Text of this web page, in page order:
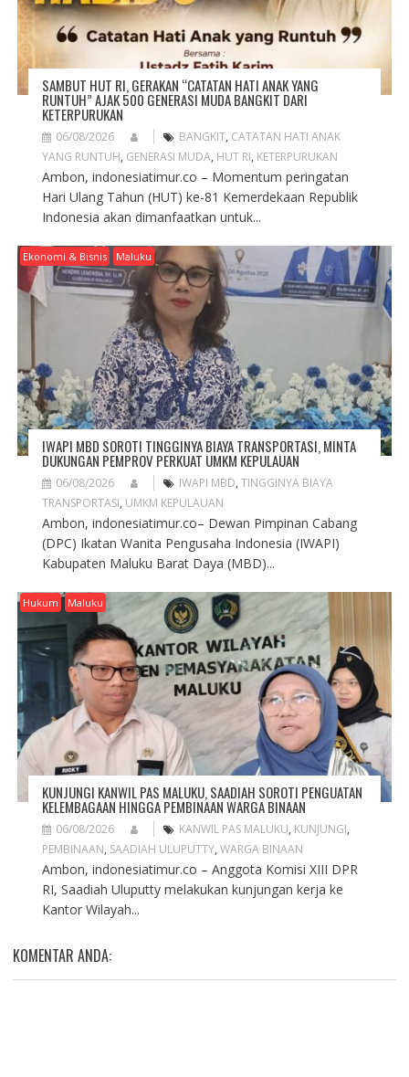
SAMBUT HUT RI, GERAKAN “CATATAN HATI ANAK YANG
RUNTUH” AJAK 500 GENERASI MUDA BANGKIT DARI
KETERPURUKAN
06/08/2026 BANGKIT, CATATAN HATI ANAK
YANG RUNTUH, GENERASI MUDA, HUT RI, KETERPURUKAN
Ambon, indonesiatimur.co – Momentum peringatan
Hari Ulang Tahun (HUT) ke-81 Kemerdekaan Republik
Indonesia akan dimanfaatkan untuk...
Ekonomi & Bisnis Maluku
IWAPI MBD SOROTI TINGGINYA BIAYA TRANSPORTASI, MINTA
DUKUNGAN PEMPROV PERKUAT UMKM KEPULAUAN
06/08/2026 IWAPI MBD, TINGGINYA BIAYA
TRANSPORTASI, UMKM KEPULAUAN
Ambon, indonesiatimur.co– Dewan Pimpinan Cabang
(DPC) Ikatan Wanita Pengusaha Indonesia (IWAPI)
Kabupaten Maluku Barat Daya (MBD)...
Hukum Maluku
KUNJUNGI KANWIL PAS MALUKU, SAADIAH SOROTI PENGUATAN
KELEMBAGAAN HINGGA PEMBINAAN WARGA BINAAN
06/08/2026 KANWIL PAS MALUKU, KUNJUNGI,
PEMBINAAN, SAADIAH ULUPUTTY, WARGA BINAAN
Ambon, indonesiatimur.co – Anggota Komisi XIII DPR
RI, Saadiah Uluputty melakukan kunjungan kerja ke
Kantor Wilayah...
KOMENTAR ANDA: